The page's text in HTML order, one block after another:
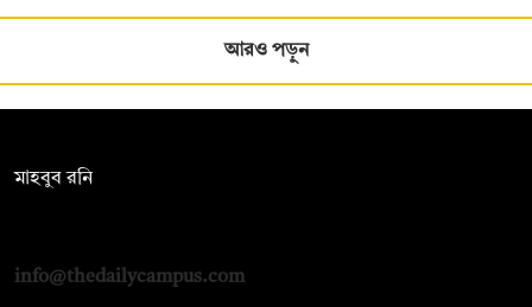
আরও পড়ুন
মাহবুব রনি
info@thedailycampus.com